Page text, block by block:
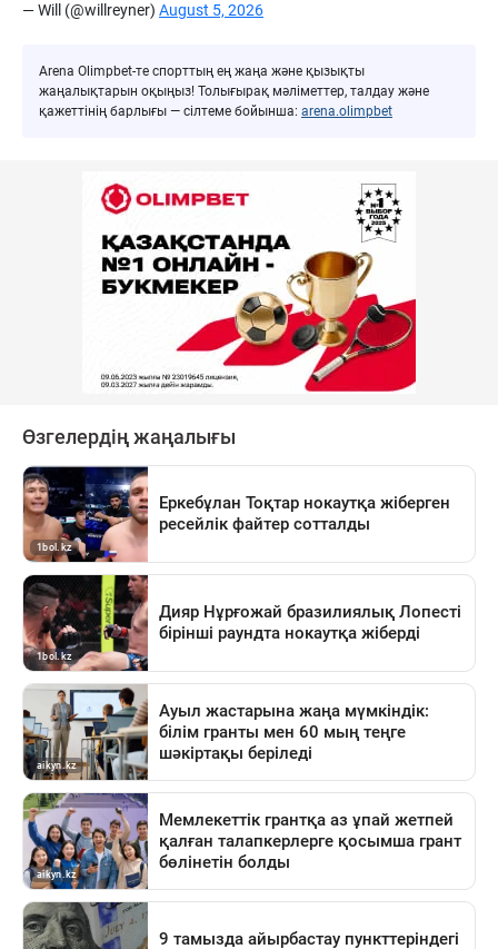
— Will (@willreyner) August 5, 2026
Arena Olimpbet-те спорттың ең жаңа және қызықты
жаңалықтарын оқыңыз! Толығырақ мәліметтер, талдау және
қажеттінің барлығы — сілтеме бойынша: arena.olimpbet